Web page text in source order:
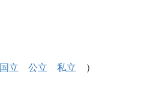
国立 公立 私立 ）